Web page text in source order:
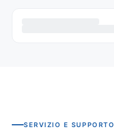
SERVIZIO E SUPPORTO